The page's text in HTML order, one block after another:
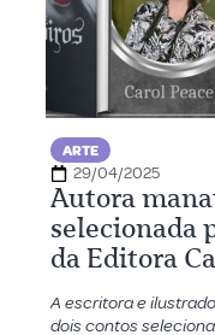
ARTE
29/04/2025
Autora
selecionada
da Editora
A escritora e
dois contos